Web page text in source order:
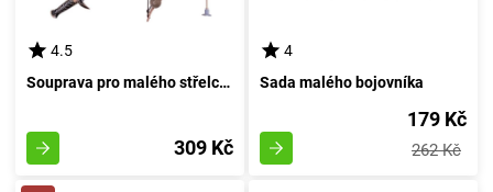
4.5
Souprava pro malého střelce z luku
309 Kč
4
Sada malého bojovníka
179 Kč
262 Kč